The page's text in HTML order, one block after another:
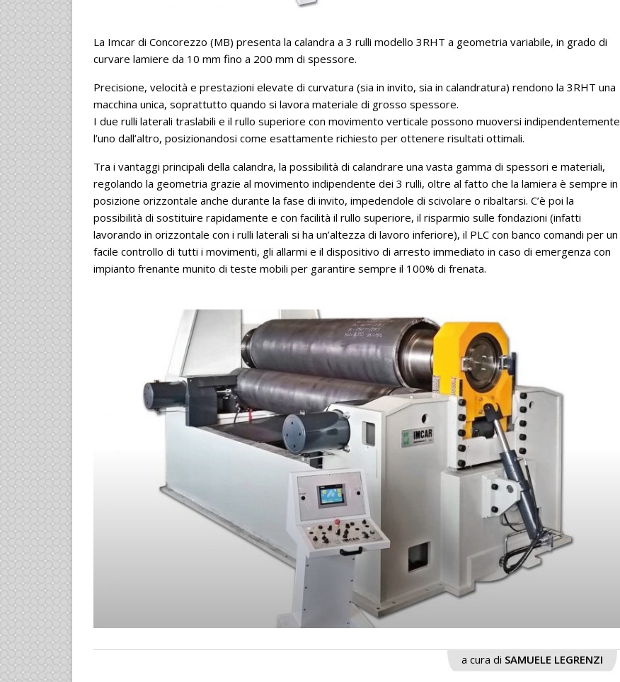
La Imcar di Concorezzo (MB) presenta la calandra a 3 rulli modello 3RHT a geometria variabile, in grado di
curvare lamiere da 10 mm fino a 200 mm di spessore.
Precisione, velocità e prestazioni elevate di curvatura (sia in invito, sia in calandratura) rendono la 3RHT una
macchina unica, soprattutto quando si lavora materiale di grosso spessore.
I due rulli laterali traslabili e il rullo superiore con movimento verticale possono muoversi indipendentemente
l’uno dall’altro, posizionandosi come esattamente richiesto per ottenere risultati ottimali.
Tra i vantaggi principali della calandra, la possibilità di calandrare una vasta gamma di spessori e materiali,
regolando la geometria grazie al movimento indipendente dei 3 rulli, oltre al fatto che la lamiera è sempre in
posizione orizzontale anche durante la fase di invito, impedendole di scivolare o ribaltarsi. C’è poi la
possibilità di sostituire rapidamente e con facilità il rullo superiore, il risparmio sulle fondazioni (infatti
lavorando in orizzontale con i rulli laterali si ha un’altezza di lavoro inferiore), il PLC con banco comandi per un
facile controllo di tutti i movimenti, gli allarmi e il dispositivo di arresto immediato in caso di emergenza con
impianto frenante munito di teste mobili per garantire sempre il 100% di frenata.
a cura di SAMUELE LEGRENZI